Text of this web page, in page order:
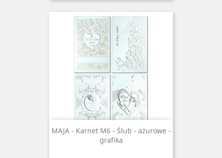
MAJA - Karnet M6 - Ślub - ażurowe -
grafika